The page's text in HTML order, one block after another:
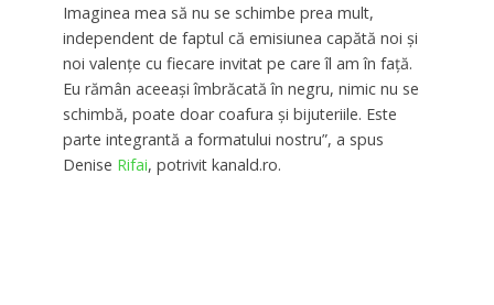
Imaginea mea să nu se schimbe prea mult,
independent de faptul că emisiunea capătă noi și
noi valențe cu fiecare invitat pe care îl am în față.
Eu rămân aceeași îmbrăcată în negru, nimic nu se
schimbă, poate doar coafura și bijuteriile. Este
parte integrantă a formatului nostru”, a spus
Denise Rifai, potrivit kanald.ro.